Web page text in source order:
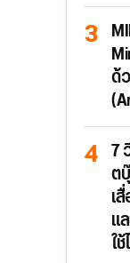
ด้
7
ต
เ
แ
ใ